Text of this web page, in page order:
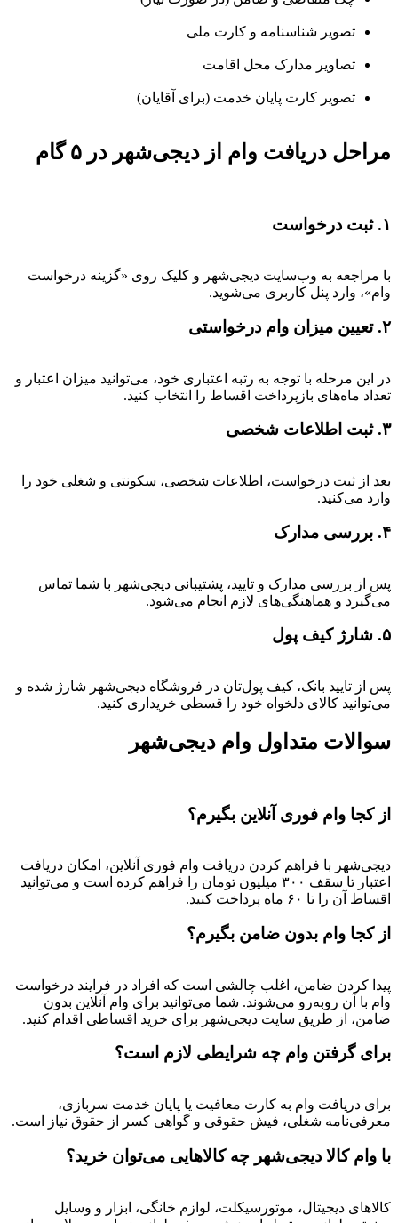
تصویر شناسنامه و کارت ملی
تصاویر مدارک محل اقامت
تصویر کارت پایان خدمت (برای آقایان)
مراحل دریافت وام از دیجی‌شهر در ۵ گام
۱. ثبت درخواست
با مراجعه به وب‌سایت دیجی‌شهر و کلیک روی «گزینه درخواست
وام»، وارد پنل کاربری می‌شوید.
۲. تعیین میزان وام درخواستی
در این مرحله با توجه به رتبه اعتباری خود، می‌توانید میزان اعتبار و
تعداد ماه‌های بازپرداخت اقساط را انتخاب کنید.
۳. ثبت اطلاعات شخصی
بعد از ثبت درخواست، اطلاعات شخصی، سکونتی و شغلی خود را
وارد می‌کنید.
۴. بررسی مدارک
پس از بررسی مدارک و تایید، پشتیبانی دیجی‌شهر با شما تماس
می‌گیرد و هماهنگی‌های لازم انجام می‌شود.
۵. شارژ کیف پول
پس از تایید بانک، کیف پول‌تان در فروشگاه دیجی‌شهر شارژ شده و
می‌توانید کالای دلخواه خود را قسطی خریداری کنید.
سوالات متداول وام دیجی‌شهر
از کجا وام فوری آنلاین بگیرم؟
دیجی‌شهر با فراهم کردن دریافت وام فوری آنلاین، امکان دریافت
اعتبار تا سقف ۳۰۰ میلیون تومان را فراهم کرده است و می‌توانید
اقساط آن را تا ۶۰ ماه پرداخت کنید.
از کجا وام بدون ضامن بگیرم؟
پیدا کردن ضامن، اغلب چالشی است که افراد در فرایند درخواست
وام با آن روبه‌رو می‌شوند. شما می‌توانید برای وام آنلاین بدون
ضامن، از طریق سایت دیجی‌شهر برای خرید اقساطی اقدام کنید.
برای گرفتن وام چه شرایطی لازم است؟
برای دریافت وام به کارت معافیت یا پایان خدمت سربازی،
معرفی‌نامه شغلی، فیش حقوقی و گواهی کسر از حقوق نیاز است.
با وام کالا دیجی‌شهر چه کالاهایی می‌توان خرید؟
کالاهای دیجیتال، موتورسیکلت، لوازم خانگی، ابزار و وسایل